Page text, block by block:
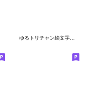
ゆるトリチャン絵文字だよ